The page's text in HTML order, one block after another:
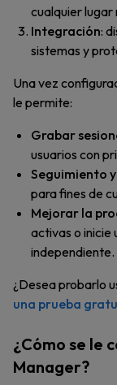
cualquier
Integración:
sistemas y
Una vez
le permite:
Grabar
usuarios con
Seguimiento
para fines de
Mejorar la
activas o inicie
independiente.
¿Desea probarlo
una prueba
¿Cómo se le
Manager?